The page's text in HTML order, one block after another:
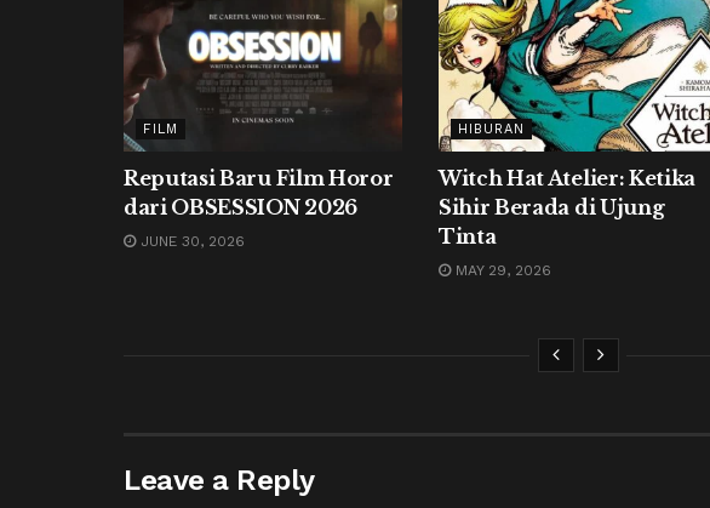
FILM
Reputasi Baru Film Horor
dari OBSESSION 2026
JUNE 30, 2026
HIBURAN
Witch Hat Atelier: Ketika
Sihir Berada di Ujung
Tinta
MAY 29, 2026
Leave a Reply